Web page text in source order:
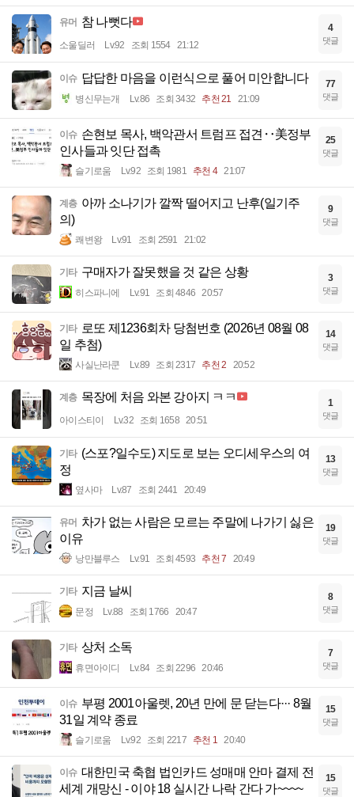
유머 참 나뻣다
소울딜러 Lv.92 조회 1554 21:12
4
댓글
이슈 답답한 마음을 이런식으로 풀어 미안합니다
병신무는개 Lv.86 조회 3432 추천 21 21:09
77
댓글
이슈 손현보 목사, 백악관서 트럼프 접견‥美정부
인사들과 잇단 접촉
슬기로움 Lv.92 조회 1981 추천 4 21:07
25
댓글
계층 아까 소나기가 깔짝 떨어지고 난후(일기주
의)
쾌변왕 Lv.91 조회 2591 21:02
9
댓글
기타 구매자가 잘못했을 것 같은 상황
히스파니에 Lv.91 조회 4846 20:57
3
댓글
기타 로또 제1236회차 당첨번호 (2026년 08월 08
일 추첨)
사실난라쿤 Lv.89 조회 2317 추천 2 20:52
14
댓글
계층 목장에 처음 와본 강아지 ㅋㅋ
아이스티이 Lv.32 조회 1658 20:51
1
댓글
기타 (스포?일수도) 지도로 보는 오디세우스의 여
정
옆사마 Lv.87 조회 2441 20:49
13
댓글
유머 차가 없는 사람은 모르는 주말에 나가기 싫은
이유
낭만블루스 Lv.91 조회 4593 추천 7 20:49
19
댓글
기타 지금 날씨
문정 Lv.88 조회 1766 20:47
8
댓글
기타 상처 소독
휴면아이디 Lv.84 조회 2296 20:46
7
댓글
이슈 부평 2001아울렛, 20년 만에 문 닫는다··· 8월
31일 계약 종료
슬기로움 Lv.92 조회 2217 추천 1 20:40
15
댓글
이슈 대한민국 축협 법인카드 성매매 안마 결제 전
세계 개망신 - 이야 18 실시간 나락 간다 가~~~~
15
댓글